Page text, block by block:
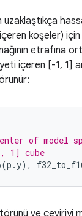
uzaklaştıkça
köşeler)
etrafına
içeren [-1, 1]
of model
1] cube
(p .y),